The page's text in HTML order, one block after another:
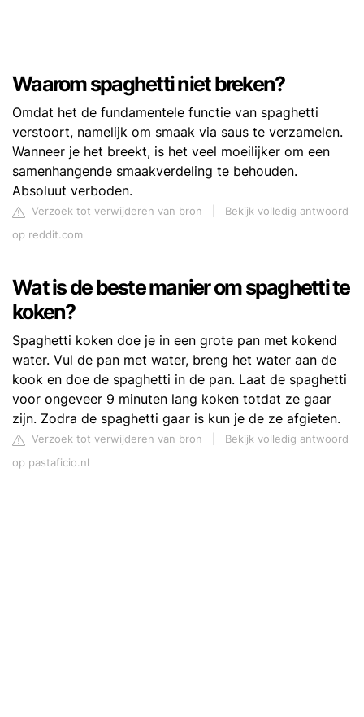
Waarom spaghetti niet breken?
Omdat het de fundamentele functie van spaghetti
verstoort, namelijk om smaak via saus te verzamelen.
Wanneer je het breekt, is het veel moeilijker om een ​​
samenhangende smaakverdeling te behouden.
Absoluut verboden.
Verzoek tot verwijderen van bron
Bekijk volledig antwoord
op reddit.com
Wat is de beste manier om spaghetti te
koken?
Spaghetti koken doe je in een grote pan met kokend
water. Vul de pan met water, breng het water aan de
kook en doe de spaghetti in de pan. Laat de spaghetti
voor ongeveer 9 minuten lang koken totdat ze gaar
zijn. Zodra de spaghetti gaar is kun je de ze afgieten.
Verzoek tot verwijderen van bron
Bekijk volledig antwoord
op pastaficio.nl